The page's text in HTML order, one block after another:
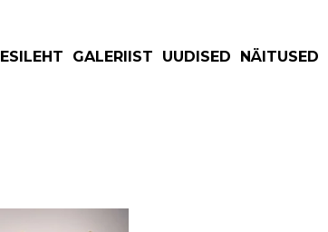
ESILEHT GALERIIST UUDISED NÄITUSED